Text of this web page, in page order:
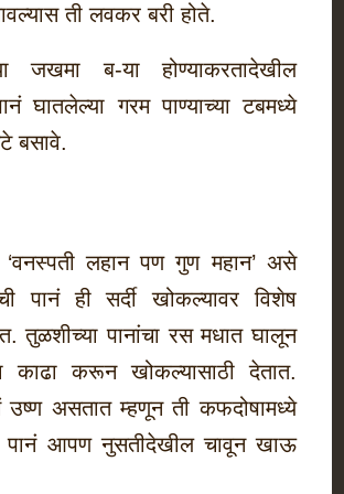
ती लवकर बरी होते.
जखमा ब-या होण्याकरतादेखील
घातलेल्या गरम पाण्याच्या टबमध्ये
बसावे.
लहान पण गुण महान’ असे
पानं ही सर्दी खोकल्यावर विशेष
तुळशीच्या पानांचा रस मधात घालून
काढा करून खोकल्यासाठी देतात.
उष्ण असतात म्हणून ती कफदोषामध्ये
पानं आपण नुसतीदेखील चावून खाऊ